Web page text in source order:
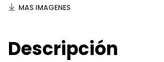
MAS IMAGENES
Descripción